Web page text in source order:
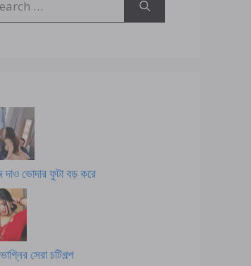
দাও ভোদার ফুটা বড় করে
সেরা চটিগল্প